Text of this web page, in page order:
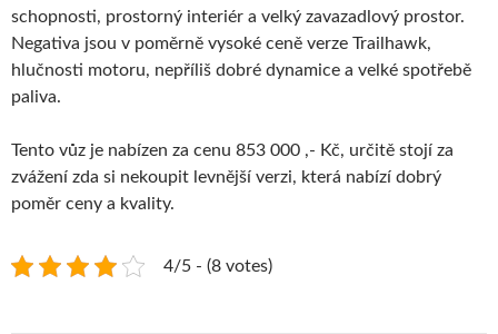
schopnosti, prostorný interiér a velký zavazadlový prostor.
Negativa jsou v poměrně vysoké ceně verze Trailhawk,
hlučnosti motoru, nepříliš dobré dynamice a velké spotřebě
paliva.
Tento vůz je nabízen za cenu 853 000 ,- Kč, určitě stojí za
zvážení zda si nekoupit levnější verzi, která nabízí dobrý
poměr ceny a kvality.
4/5 - (8 votes)